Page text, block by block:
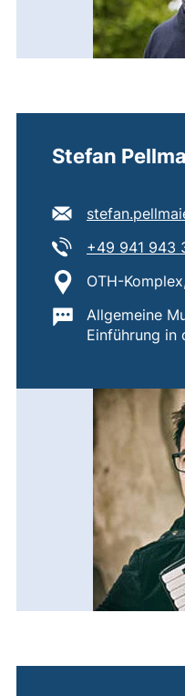
Stefan
E-Mail
Tel:
+49 941 943
Standort:
OTH-
Wichtige
Allgemeine
Einführung in